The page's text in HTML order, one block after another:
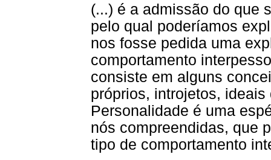
(...) é a admissão do que
pelo qual poderíamos
nos fosse pedida uma
comportamento
consiste em alguns
próprios, introjetos,
Personalidade é uma
nós compreendidas, que
tipo de comportamento